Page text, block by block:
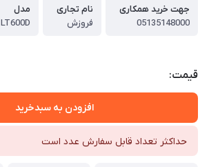
جهت خرید همکاری
05135148000
نام تجاری
فروزش
مدل
LT600D
قیمت:
افزودن به سبدخرید
حداکثر تعداد قابل سفارش عدد است